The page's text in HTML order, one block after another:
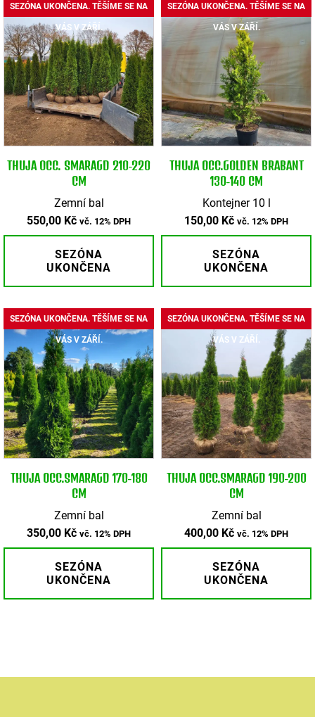
SEZÓNA UKONČENA. TĚŠÍME SE NA
VÁS V ZÁŘÍ.
THUJA OCC. SMARAGD 210-220
CM
Zemní bal
550,00 Kč vč. 12% DPH
SEZÓNA
UKONČENA
SEZÓNA UKONČENA. TĚŠÍME SE NA
VÁS V ZÁŘÍ.
THUJA OCC.GOLDEN BRABANT
130-140 CM
Kontejner 10 l
150,00 Kč vč. 12% DPH
SEZÓNA
UKONČENA
SEZÓNA UKONČENA. TĚŠÍME SE NA
VÁS V ZÁŘÍ.
THUJA OCC.SMARAGD 170-180
CM
Zemní bal
350,00 Kč vč. 12% DPH
SEZÓNA
UKONČENA
SEZÓNA UKONČENA. TĚŠÍME SE NA
VÁS V ZÁŘÍ.
THUJA OCC.SMARAGD 190-200
CM
Zemní bal
400,00 Kč vč. 12% DPH
SEZÓNA
UKONČENA